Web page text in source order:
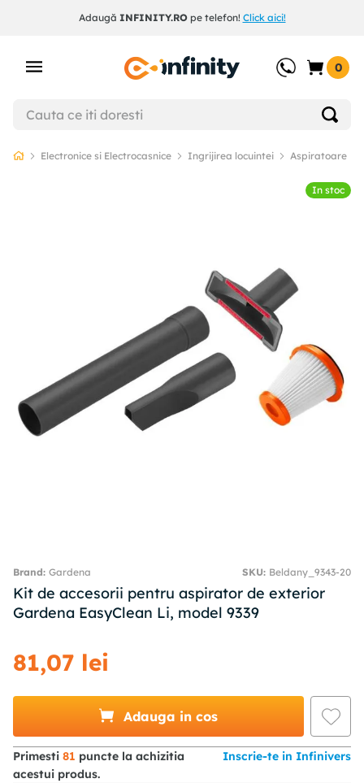
Adaugă INFINITY.ROpe telefon! Click aici!
0
Electronice si Electrocasnice Ingrijirea locuintei Aspiratoare
In stoc
Gardena SKU: Beldany_9343-20
Kit de accesorii pentru aspirator de exterior
Gardena EasyClean Li, model 9339
81,07 lei
Adauga in cos
Primesti 81 puncte la achizitia
acestui produs.
Inscrie-te in Infinivers